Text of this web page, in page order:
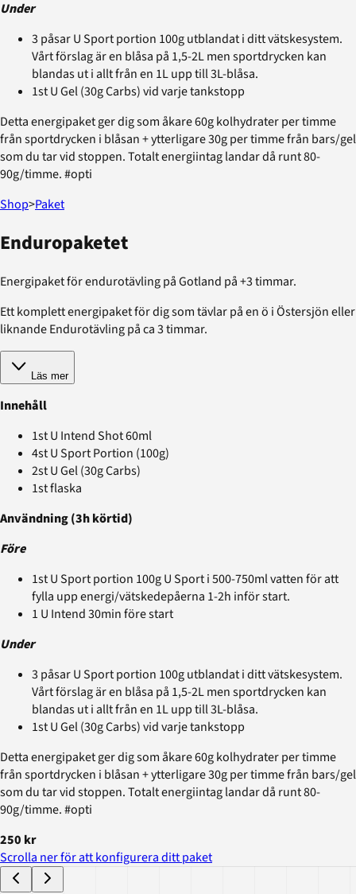
Under
3 påsar U Sport portion 100g utblandat i ditt vätskesystem.
Vårt förslag är en blåsa på 1,5-2L men sportdrycken kan
blandas ut i allt från en 1L upp till 3L-blåsa.
1st U Gel (30g Carbs) vid varje tankstopp
Detta energipaket ger dig som åkare 60g kolhydrater per timme
från sportdrycken i blåsan + ytterligare 30g per timme från bars/gel
som du tar vid stoppen. Totalt energiintag landar då runt 80-
90g/timme. #opti
Shop>Paket
Enduropaketet
Energipaket för endurotävling på Gotland på +3 timmar.
Ett komplett energipaket för dig som tävlar på en ö i Östersjön eller
liknande Endurotävling på ca 3 timmar.
Läs mer
Innehåll
1st U Intend Shot 60ml
4st U Sport Portion (100g)
2st U Gel (30g Carbs)
1st flaska
Användning (3h körtid)
Före
1st U Sport portion 100g U Sport i 500-750ml vatten för att
fylla upp energi/vätskedepåerna 1-2h inför start.
1 U Intend 30min före start
Under
3 påsar U Sport portion 100g utblandat i ditt vätskesystem.
Vårt förslag är en blåsa på 1,5-2L men sportdrycken kan
blandas ut i allt från en 1L upp till 3L-blåsa.
1st U Gel (30g Carbs) vid varje tankstopp
Detta energipaket ger dig som åkare 60g kolhydrater per timme
från sportdrycken i blåsan + ytterligare 30g per timme från bars/gel
som du tar vid stoppen. Totalt energiintag landar då runt 80-
90g/timme. #opti
250 kr
Scrolla ner för att konfigurera ditt paket